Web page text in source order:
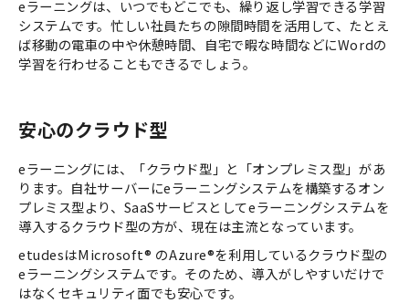
eラーニングは、いつでもどこでも、繰り返し学習できる学習
システムです。忙しい社員たちの隙間時間を活用して、たとえ
ば移動の電車の中や休憩時間、自宅で暇な時間などにWordの
学習を行わせることもできるでしょう。
安心のクラウド型
eラーニングには、「クラウド型」と「オンプレミス型」があ
ります。自社サーバーにeラーニングシステムを構築するオン
プレミス型より、SaaSサービスとしてeラーニングシステムを
導入するクラウド型の方が、現在は主流となっています。
etudesはMicrosoft® のAzure®を利用しているクラウド型の
eラーニングシステムです。そのため、導入がしやすいだけで
はなくセキュリティ面でも安心です。